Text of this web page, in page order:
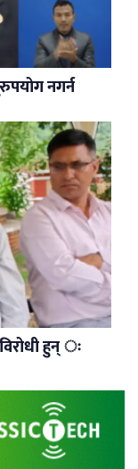
नगर्न
हुन् ः